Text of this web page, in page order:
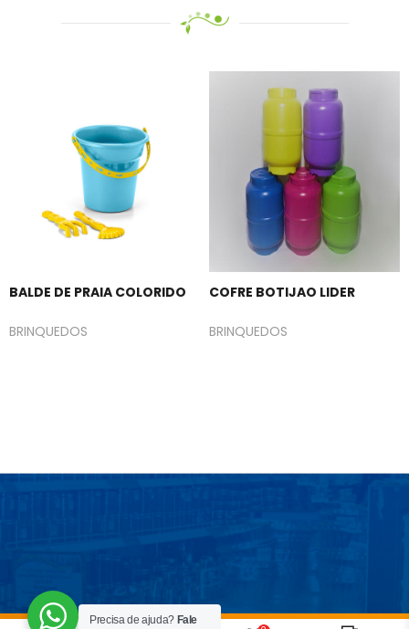
BALDE DE PRAIA COLORIDO
BRINQUEDOS
COFRE BOTIJAO LIDER
BRINQUEDOS
Precisa de ajuda? Fale